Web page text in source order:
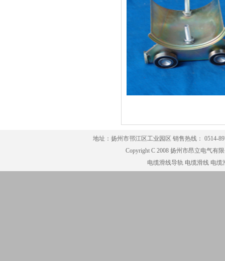
地址：扬州市邗江区工业园区 销售热线： 0514-
Copyright C 2008 扬州市昂立电气有
电缆滑线导轨 电缆滑线 电缆